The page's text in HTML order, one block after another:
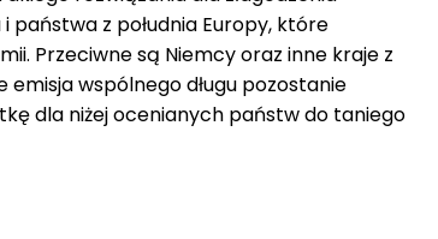
państwa z południa Europy, które
Przeciwne są Niemcy oraz inne kraje z
emisja wspólnego długu pozostanie
dla niżej ocenianych państw do taniego